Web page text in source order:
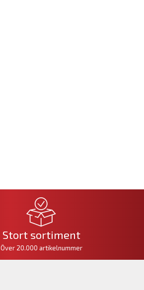
Stort sortiment
Över 20.000 artikelnummer